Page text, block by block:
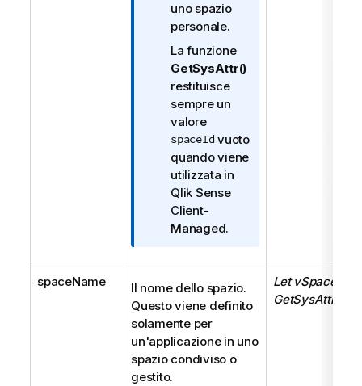
t
i
c
a
uno spazio
personale.
La funzione
GetSysAttr()
restituisce
sempre un
valore
spaceId vuoto
quando viene
utilizzata in
Qlik Sense
Client-
Managed.
spaceName
Il nome dello spazio.
Questo viene definito
solamente per
un'applicazione in uno
spazio condiviso o
gestito.
Let